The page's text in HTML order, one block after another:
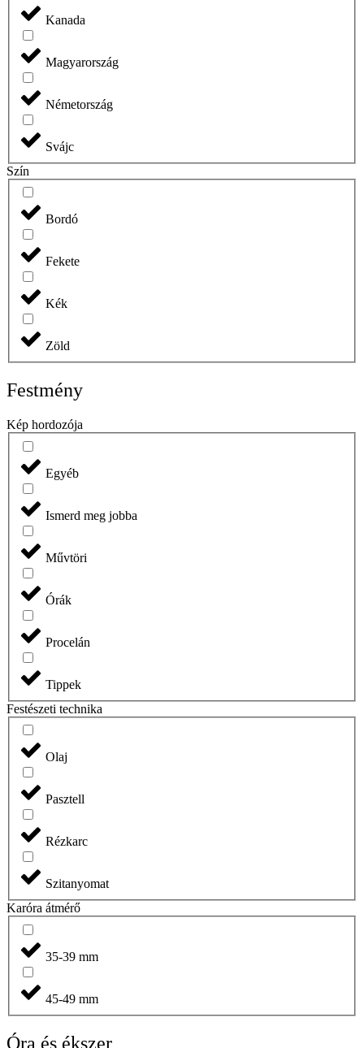
Kanada
Magyarország
Németország
Svájc
Szín
Bordó
Fekete
Kék
Zöld
Festmény
Kép hordozója
Egyéb
Ismerd meg jobba
Művtöri
Órák
Procelán
Tippek
Festészeti technika
Olaj
Pasztell
Rézkarc
Szitanyomat
Karóra átmérő
35-39 mm
45-49 mm
Óra és ékszer